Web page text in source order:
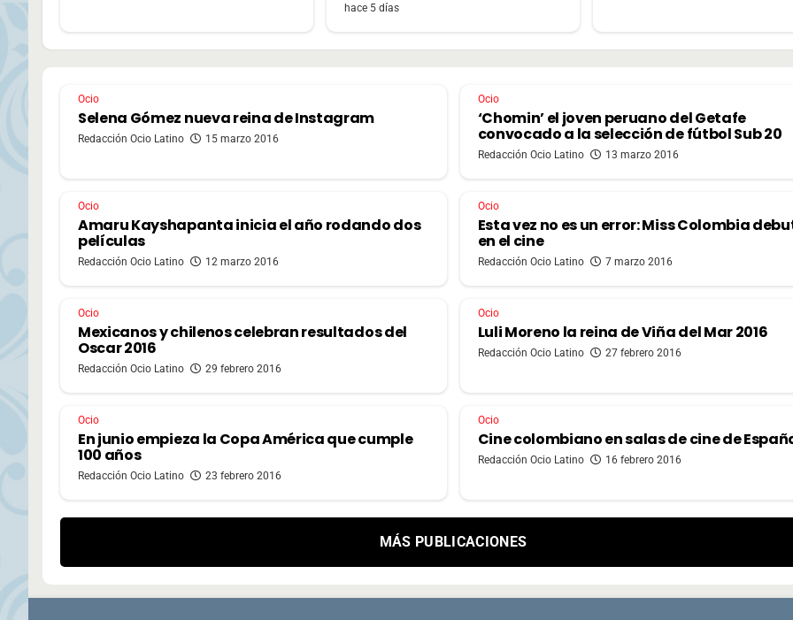
hace 5 días
Ocio
Selena Gómez nueva reina de Instagram
Redacción Ocio Latino 15 marzo 2016
Ocio
‘Chomin’ el joven peruano del Getafe
convocado a la selección de fútbol Sub 20
Redacción Ocio Latino 13 marzo 2016
Ocio
Amaru Kayshapanta inicia el año rodando dos
películas
Redacción Ocio Latino 12 marzo 2016
Ocio
Esta vez no es un error: Miss Colombia
en el cine
Redacción Ocio Latino 7 marzo 2016
Ocio
Mexicanos y chilenos celebran resultados del
Oscar 2016
Redacción Ocio Latino 29 febrero 2016
Ocio
Luli Moreno la reina de Viña del Mar 2016
Redacción Ocio Latino 27 febrero 2016
Ocio
En junio empieza la Copa América que cumple
100 años
Redacción Ocio Latino 23 febrero 2016
Ocio
Cine colombiano en salas de cine de
Redacción Ocio Latino 16 febrero 2016
MÁS PUBLICACIONES